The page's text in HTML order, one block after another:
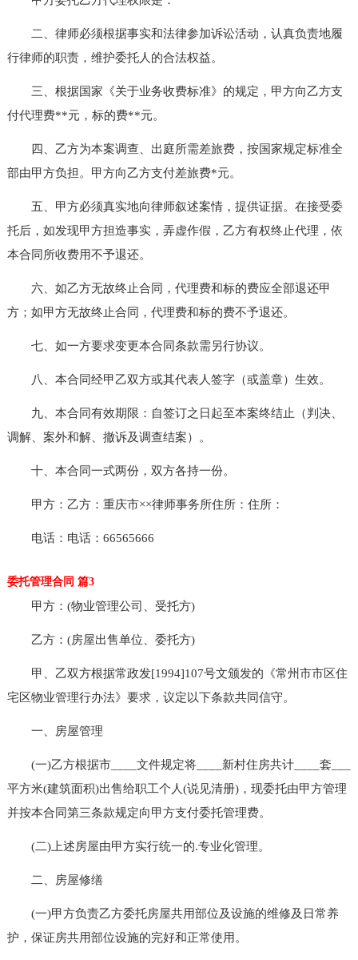
二、律师必须根据事实和法律参加诉讼活动，认真负责地履
行律师的职责，维护委托人的合法权益。
三、根据国家《关于业务收费标准》的规定，甲方向乙方支
付代理费**元，标的费**元。
四、乙方为本案调查、出庭所需差旅费，按国家规定标准全
部由甲方负担。甲方向乙方支付差旅费*元。
五、甲方必须真实地向律师叙述案情，提供证据。在接受委
托后，如发现甲方担造事实，弄虚作假，乙方有权终止代理，依
本合同所收费用不予退还。
六、如乙方无故终止合同，代理费和标的费应全部退还甲
方；如甲方无故终止合同，代理费和标的费不予退还。
七、如一方要求变更本合同条款需另行协议。
八、本合同经甲乙双方或其代表人签字（或盖章）生效。
九、本合同有效期限：自签订之日起至本案终结止（判决、
调解、案外和解、撤诉及调查结案）。
十、本合同一式两份，双方各持一份。
甲方：乙方：重庆市××律师事务所住所：住所：
电话：电话：66565666
委托管理合同 篇3
甲方：(物业管理公司、受托方)
乙方：(房屋出售单位、委托方)
甲、乙双方根据常政发[1994]107号文颁发的《常州市市区住
宅区物业管理行办法》要求，议定以下条款共同信守。
一、房屋管理
(一)乙方根据市____文件规定将____新村住房共计____套___
平方米(建筑面积)出售给职工个人(说见清册)，现委托由甲方管理
并按本合同第三条款规定向甲方支付委托管理费。
(二)上述房屋由甲方实行统一的.专业化管理。
二、房屋修缮
(一)甲方负责乙方委托房屋共用部位及设施的维修及日常养
护，保证房共用部位设施的完好和正常使用。